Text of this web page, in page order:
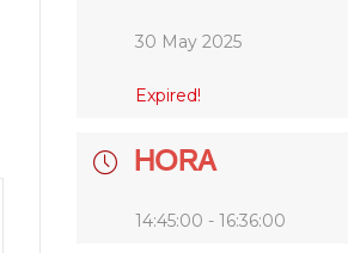
30 May 2025
Expired!
HORA
14:45:00 - 16:36:00